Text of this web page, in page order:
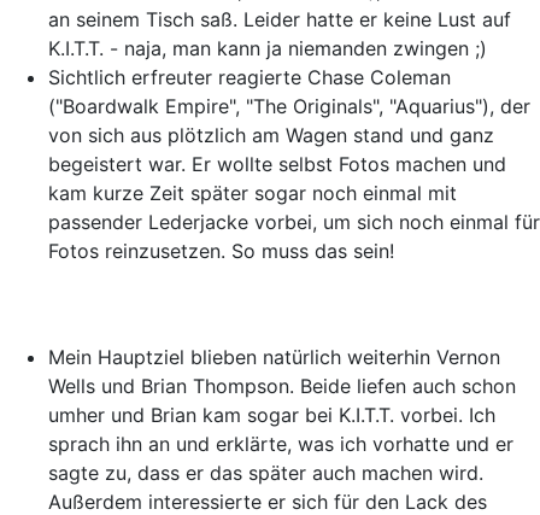
an seinem Tisch saß. Leider hatte er keine Lust auf
K.I.T.T. - naja, man kann ja niemanden zwingen ;)
Sichtlich erfreuter reagierte Chase Coleman
("Boardwalk Empire", "The Originals", "Aquarius"), der
von sich aus plötzlich am Wagen stand und ganz
begeistert war. Er wollte selbst Fotos machen und
kam kurze Zeit später sogar noch einmal mit
passender Lederjacke vorbei, um sich noch einmal für
Fotos reinzusetzen. So muss das sein!
Mein Hauptziel blieben natürlich weiterhin Vernon
Wells und Brian Thompson. Beide liefen auch schon
umher und Brian kam sogar bei K.I.T.T. vorbei. Ich
sprach ihn an und erklärte, was ich vorhatte und er
sagte zu, dass er das später auch machen wird.
Außerdem interessierte er sich für den Lack des